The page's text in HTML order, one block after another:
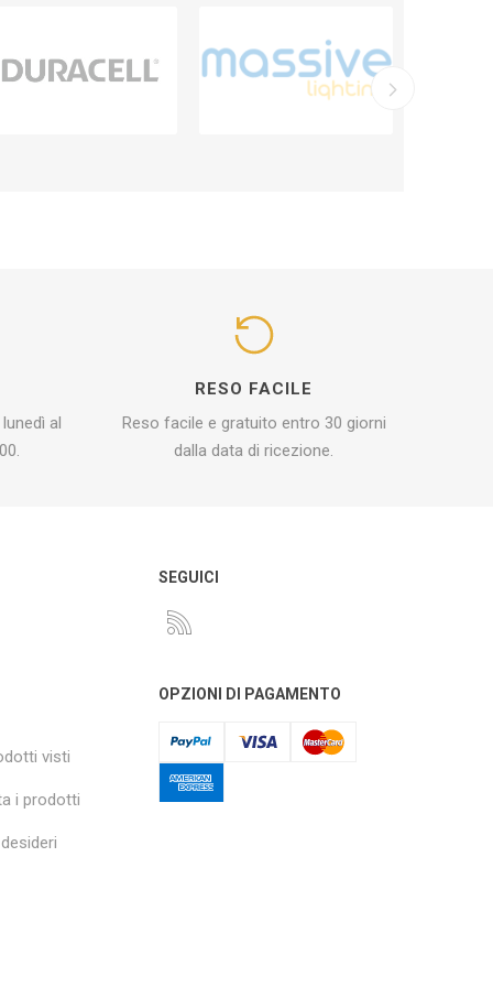
al
RESO FACILE
Reso facile e gratuito entro 30 giorni
dalla data di ricezione.
visti
i prodotti
SEGUICI
OPZIONI DI PAGAMENTO